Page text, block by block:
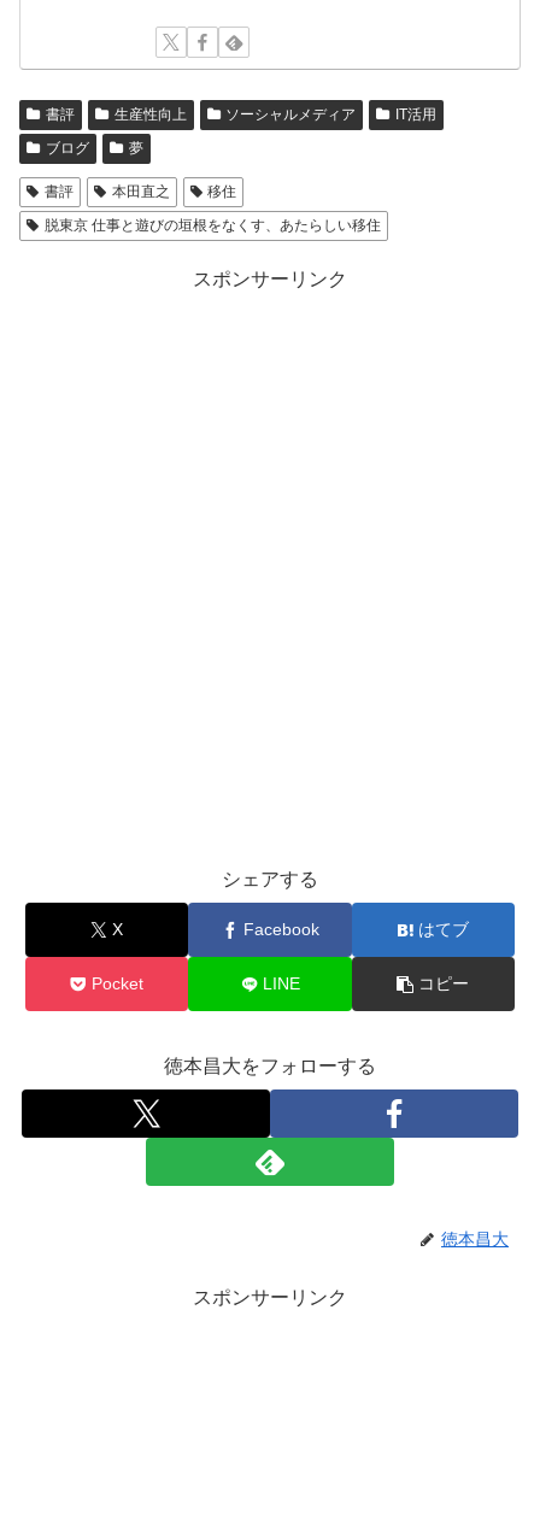
書評 生産性向上 ソーシャルメディア
IT活用
ブログ
夢
書評 本田直之
移住
脱東京 仕事と遊びの垣根をなくす、あたらしい移住
スポンサーリンク
シェアする
X Facebook はてブ
Pocket LINE コピー
徳本昌大をフォローする
徳本昌大
スポンサーリンク